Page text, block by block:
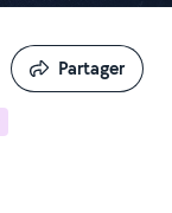
Partager
Partager